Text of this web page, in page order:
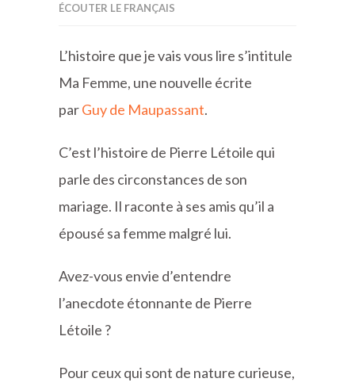
ÉCOUTER LE FRANÇAIS
L’histoire que je vais vous lire s’intitule
Ma Femme, une nouvelle écrite
parGuy de Maupassant.
C’est l’histoire de Pierre Létoile qui
parle des circonstances de son
mariage. Il raconte à ses amis qu’il a
épousé sa femme malgré lui.
Avez-vous envie d’entendre
l’anecdote étonnante de Pierre
Létoile ?
Pour ceux qui sont de nature curieuse,